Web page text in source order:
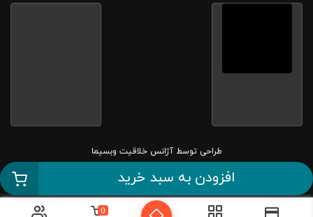
افزودن به سبد خرید
طراحی توسطآژانس خلاقیت وبسیما
کلیه حقوق این سایت متعلق به بانک کتاب مارکا می باشد.
0